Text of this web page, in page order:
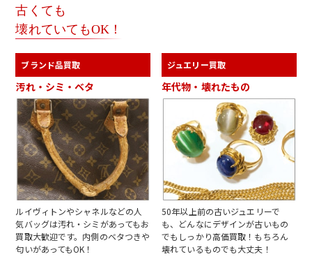
古くても
壊れていてもOK！
ブランド品買取
汚れ・シミ・ベタ
ルイヴィトンやシャネルなどの人
気バッグは汚れ・シミがあってもお
買取大歓迎です。内側のベタつきや
匂いがあってもOK！
ジュエリー買取
年代物・壊れたもの
50年以上前の古いジュエリーで
も、どんなにデザインが古いもの
でもしっかり高価買取！もちろん
壊れているものでも大丈夫！